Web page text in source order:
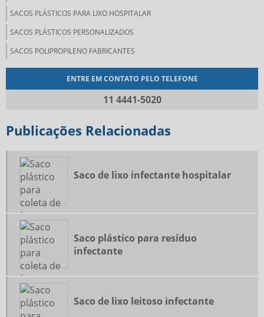
SACOS PLÁSTICOS PARA LIXO HOSPITALAR
SACOS PLÁSTICOS PERSONALIZADOS
SACOS POLIPROPILENO FABRICANTES
ENTRE EM CONTATO PELO TELEFONE
11 4441-5020
Publicações Relacionadas
Saco de lixo infectante hospitalar
Saco plástico para resíduo
infectante
Saco de lixo leitoso infectante